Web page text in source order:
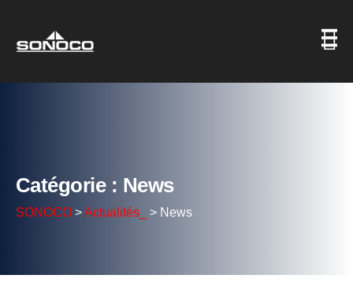
Catégorie : News
SONOCO >Actualités_ > News